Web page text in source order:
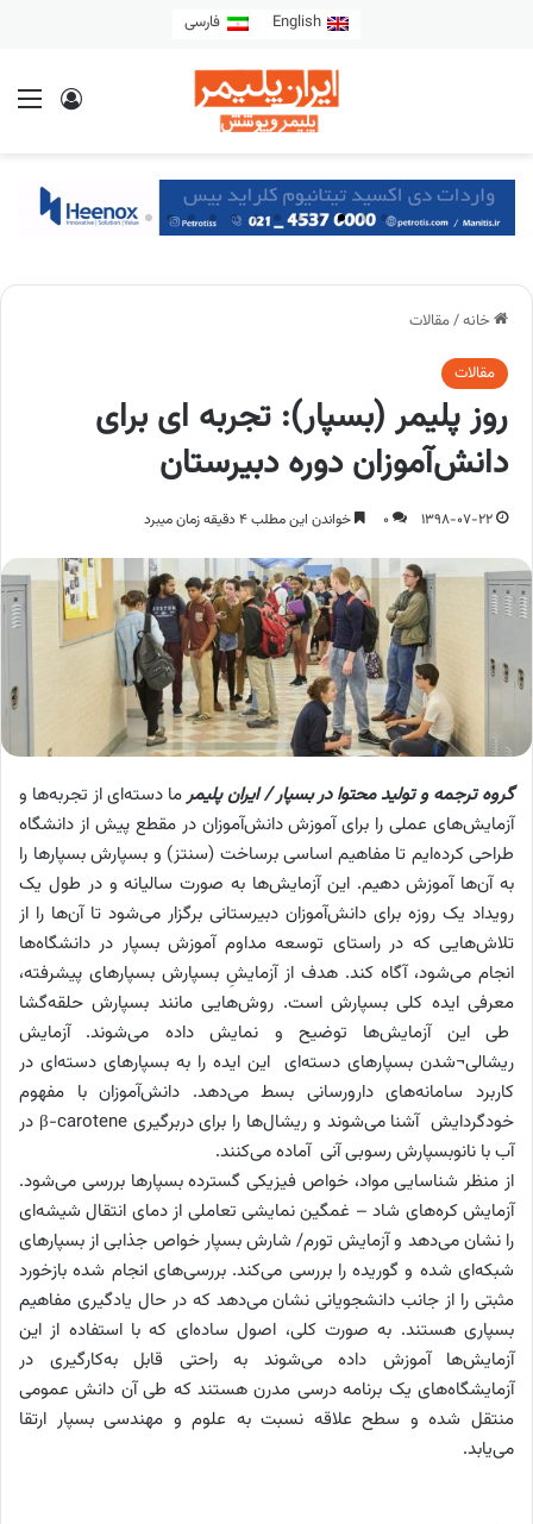
English فارسی
خانه/مقالات
مقالات
روز پلیمر (بسپار): تجربه ای برای
دانش‌آموزان دوره دبیرستان
1398-07-22
0 خواندن این مطلب 4 دقیقه زمان میبرد
گروه ترجمه و تولید محتوا در بسپار / ایران پلیمرما دسته‌ای از تجربه‌ها و
آزمایش‌های عملی را برای آموزش دانش‌آموزان در مقطع پیش از ‌دانشگاه
طراحی کرده‌ایم تا مفاهیم اساسی برساخت (سنتز) و بسپارش بسپارها را
به آن‌ها آموزش دهیم. این آزمایش‌ها به صورت سالیانه و در طول یک
رویداد یک روزه برای دانش‌‌آموزان دبیرستانی برگزار می‌شود تا آن‌ها را از
تلاش‌هایی که در راستای توسعه مداوم آموزش بسپار در دانشگاه‌ها
انجام می‌شود، آگاه کند. هدف از آزمایشِ بسپارش بسپارهای پیشرفته،
معرفی ایده کلی بسپارش است. روش‌هایی مانند بسپارش حلقه‌گشا
طی این ‌آزمایش‌ها توضیح و نمایش داده می‌شوند. آزمایش
ریشالی¬شدن بسپارهای دسته‌ای این ایده را به بسپارهای دسته‌ای در
کاربرد سامانه‌های دارورسانی بسط می‌دهد. دانش‌آموزان با مفهوم
خودگردایش آشنا می‌شوند و ریشال‌ها را برای دربرگیری β-carotene در
آب با نانوبسپارش رسوبی آنی آماده می‌کنند.
از منظر شناسایی مواد، خواص فیزیکی گسترده بسپارها بررسی می‌شود.
آزمایش کره‌های شاد – غمگین نمایشی تعاملی از دمای انتقال شیشه‌ای
را نشان می‌دهد و آزمایش تورم/ شارش بسپار خواص جذابی از بسپارهای
شبکه‌ای شده و گوریده را بررسی می‌کند. بررسی‌های انجام شده بازخورد
مثبتی را از جانب دانشجویانی نشان می‌دهد که در حال یادگیری مفاهیم
بسپاری هستند. به صورت کلی، اصول ساده‌ای که با استفاده از این
آزمایش‌ها آموزش داده می‌شوند به راحتی قابل به‌کارگیری در
آزمایشگاه‌های یک برنامه درسی مدرن هستند که طی آن دانش عمومی
منتقل شده و سطح علاقه نسبت به علوم و مهندسی بسپار ارتقا
می‌یابد.